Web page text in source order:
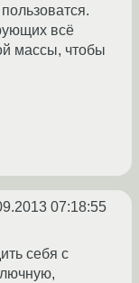
всё
массы, чтобы
07:18:55
себя с